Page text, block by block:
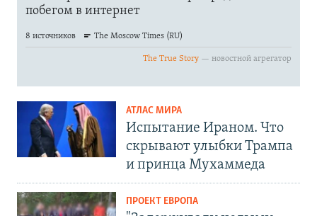
АТЛАС МИРА
Испытание Ираном. Что
скрывают улыбки Трампа
и принца Мухаммеда
ПРОЕКТ ЕВРОПА